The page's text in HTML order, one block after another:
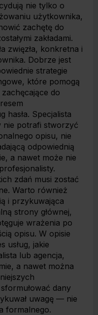
nie tylko o
użytkownika,
zachętę do
zakładami.
zwięzła, konkretna i
Dobrze jest
strategie
które pomogą
do
hasła. Specjalista
nie potrafi stworzyć
opisu, nie
odpowiednią
a nawet może nie
zdań musi zostać
Warto również
i przykuwająca
strony głównej,
wrażenia po
opisu. W opisie
usług, jakie
lub agencja,
a nawet można
dany
uwagę — nie
formalnego.